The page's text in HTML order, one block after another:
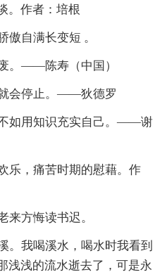
。作者：培根
傲自满长变短 。
。——陈寿（中国）
会停止。——狄德罗
如用知识充实自己。——谢
乐，痛苦时期的慰藉。作
来方悔读书迟。
。我喝溪水，喝水时我看到
浅浅的流水逝去了，可是永